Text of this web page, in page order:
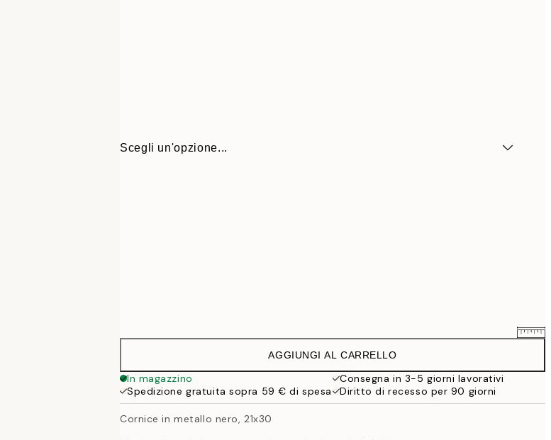
Scegli un'opzione...
8,95 €
21x30 cm
13 €
AGGIUNGI AL CARRELLO
In magazzino
Consegna in 3-5 giorni lavorativi
Spedizione gratuita sopra 59 € di spesa
Diritto di recesso per 90 giorni
Cornice in metallo nero, 21x30